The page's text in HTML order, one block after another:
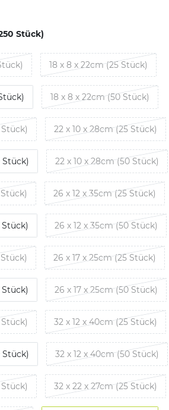
Stück)
18 x 8 x 22cm (25 Stück)
18 x 8 x 22cm (50 Stück)
22 x 10 x 28cm (25 Stück)
Stück) 22 x 10 x 28cm (50 Stück)
26 x 12 x 35cm (25 Stück)
Stück) 26 x 12 x 35cm (50 Stück)
26 x 17 x 25cm (25 Stück)
Stück) 26 x 17 x 25cm (50 Stück)
32 x 12 x 40cm (25 Stück)
Stück) 32 x 12 x 40cm (50 Stück)
32 x 22 x 27cm (25 Stück)